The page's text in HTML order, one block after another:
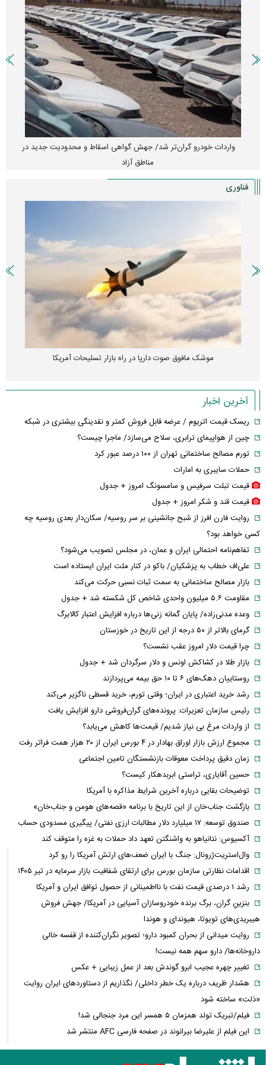
واردات خودرو گران‌تر شد/ جهش گواهی اسقاط و محدودیت جدید در
مناطق آزاد
فناوری
موشک مافوق صوت دارپا در راه بازار تسلیحات آمریکا
آخرین اخبار
ریسک قیمت اتریوم / عرضه قابل فروش کمتر و نقدینگی بیشتری در شبکه
چین از هواپیمای ترابری، سلاح می‌سازد/ ماجرا چیست؟
تورم مصالح ساختمانی تهران از ۱۰۰ درصد عبور کرد
حملات سایبری به امارات
قیمت تبلت سرفیس و سامسونگ امروز + جدول
قیمت قند و شکر امروز + جدول
روایت فارن افرز از شبح جانشینی بر سر روسیه/ سکان‌دار بعدی روسیه چه
کسی خواهد بود؟
تفاهم‌نامه احتمالی ایران و عمان، در مجلس تصویب می‌شود؟
علی‌اف خطاب به پزشکیان/ باکو در کنار ملت ایران ایستاده است
بازار مصالح ساختمانی به سمت ثبات نسبی حرکت می‌کند
مقاومت ۵.۶ میلیون واحدی شاخص کل شکسته شد + جدول
وعده مدنی‌زاده/ پایان گمانه زنی‌ها درباره افزایش اعتبار کالابرگ
گرمای بالاتر از ۵۰ درجه از این تاریخ در خوزستان
چرا قیمت دلار امروز عقب نشست؟
بازار طلا در کشاکش اونس و دلار سرگردان شد + جدول
روستاییان دهک‌های ۶ تا ۱۰ حق بیمه می‌پردازند
رشد خرید اعتباری در ایران؛ وقتی تورم، خرید قسطی ناگزیر می‌کند
رئیس سازمان تعزیرات: پرونده‌های گران‌فروشی دارو افزایش یافت
از واردات مرغ بی نیاز شدیم/ قیمت‌ها کاهش می‌یابد؟
مجموع ارزش بازار اوراق بهادار در ۴ بورس ایران از ۲۰ هزار همت فراتر رفت
زمان دقیق پرداخت معوقات بازنشستگان تامین اجتماعی
حسین آقایاری، تراستی ابربدهکار کیست؟
توضیحات بقایی درباره آخرین شرایط مذاکره با آمریکا
بازگشت جناب‌خان از این تاریخ با برنامه «قصه‌های هومن و جناب‌خان»
صندوق توسعه: ۱۷ میلیارد دلار مطالبات ارزی نفتی/ پیگیری مسدودی حساب
آکسیوس: نتانیاهو به واشنگتن تعهد داد حملات به غزه را متوقف کند
وال‌استریت‌ژرونال: جنگ با ایران ضعف‌های ارتش آمریکا را رو کرد
اقدامات نظارتی سازمان بورس برای ارتقای شفافیت بازار سرمایه در تیر ۱۴۰۵
رشد ۱ درصدی قیمت نفت با نااطمینانی از حصول توافق ایران و آمریکا
بنزینِ گران، برگ برنده خودروسازان آسیایی در آمریکا/ جهش فروش
هیبریدی‌های تویوتا، هیوندای و هوندا
روایت میدانی از بحران کمبود دارو؛ تصویر نگران‌کننده از قفسه خالی
داروخانه‌ها/ دارو سهم همه نیست!
تغییر چهره عجیب ابرو گوندش بعد از عمل زیبایی + عکس
هشدار ظریف درباره یک خطر داخلی/ نگذاریم از دستاوردهای ایران روایت
«ذلت» ساخته شود
فیلم/تبریک تولد همزمان ۵ همسر این مرد جنجالی شد!
این فیلم از علیرضا بیرانوند در صفحه فارسی AFC منتشر شد
فارن پالیسی: موضوع ایران در اختیار دولت آتی اسرائیل نیست/ اپوزیسیون،